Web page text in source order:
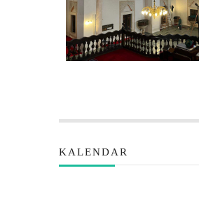
KALENDAR